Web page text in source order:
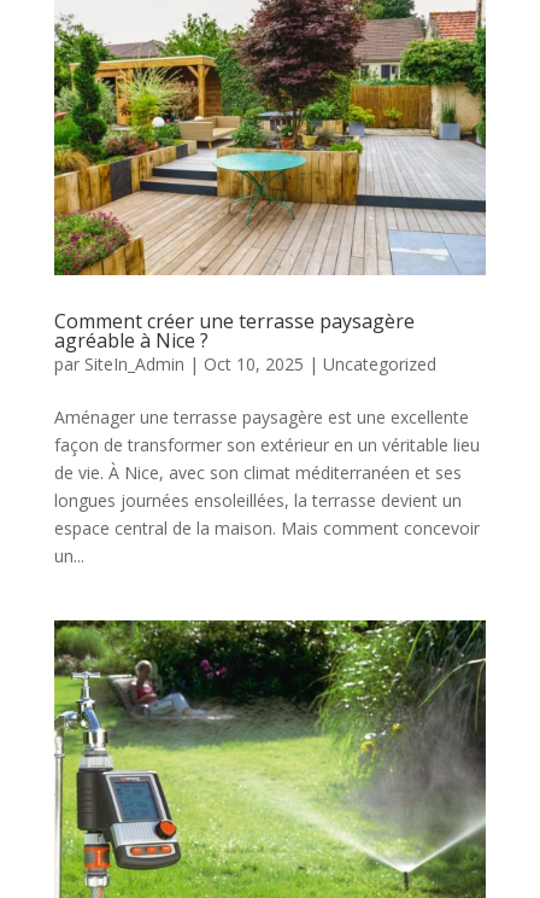
Comment créer une terrasse paysagère
agréable à Nice ?
par SiteIn_Admin | Oct 10, 2025 | Uncategorized
Aménager une terrasse paysagère est une excellente
façon de transformer son extérieur en un véritable lieu
de vie. À Nice, avec son climat méditerranéen et ses
longues journées ensoleillées, la terrasse devient un
espace central de la maison. Mais comment concevoir
un...